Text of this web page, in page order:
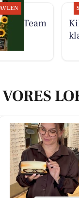
Team